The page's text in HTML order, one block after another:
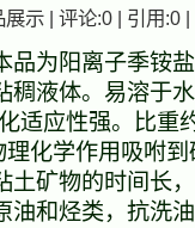
示 | 评论:0 | 引用:0 |
品为阳离子季铵
稠液体。易溶于
适应性强。比重
化学作用吸咐到
土矿物的时间长
油和烃类，抗洗